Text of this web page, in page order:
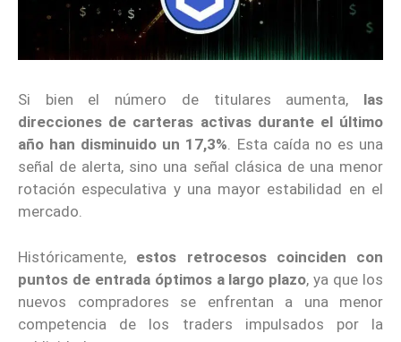
Si bien el número de titulares aumenta, las
direcciones de carteras activas durante el último
año han disminuido un 17,3%. Esta caída no es una
señal de alerta, sino una señal clásica de una menor
rotación especulativa y una mayor estabilidad en el
mercado.
Históricamente, estos retrocesos coinciden con
puntos de entrada óptimos a largo plazo, ya que los
nuevos compradores se enfrentan a una menor
competencia de los traders impulsados ​​por la